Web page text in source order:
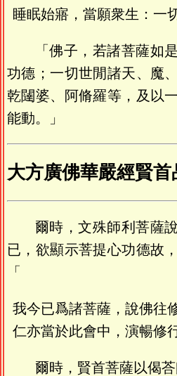
睡眠始寤，當願衆生：一
「佛子，若諸菩薩如
功德；一切世閒諸天、魔
乾闥婆、阿脩羅等，及以
能動。」
大方廣佛華嚴經賢
爾時，文殊師利菩薩
已，欲顯示菩提心功德故
「
我今已爲諸菩薩，說佛往
仁亦當於此會中，演暢修
爾時，賢首菩薩以偈荅